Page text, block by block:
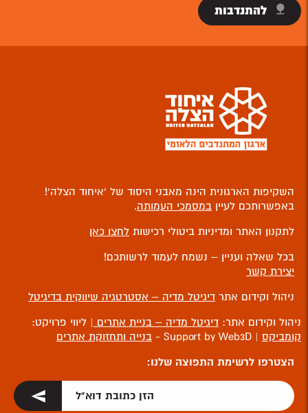
להתנדבות
השקיפות הארגונית הינה מאבני היסוד של ‘איחוד הצלה’!
באפשרותכם לעיין במסמכי העמותה.
לתקנון האתר ומדיניות ביטולי רכישות לחצו כאן
בכל שאלה ועניין – נשמח לעמוד לרשותכם!
יצירת קשר
ניהול וקידום אתר דיגיטל מדיה – אסטרטגיה שיווקית בדיגיטל
ניהול וקידום אתר: דיגיטל מדיה – בניית אתרים | ליווי פרויקט:
קומביקס | Support by Web3D -
בנייה ותחזוקת אתרים
הצטרפו לרשימת התפוצה שלנו: